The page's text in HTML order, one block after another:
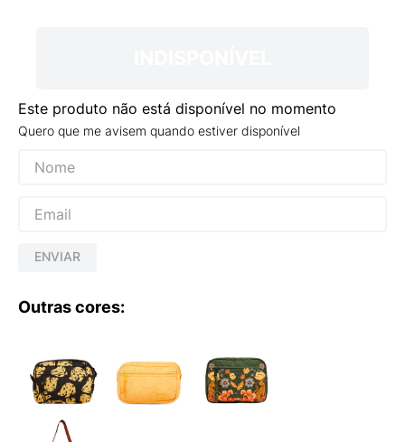
Este produto não está disponível no momento
Quero que me avisem quando estiver disponível
ENVIAR
Outras cores: